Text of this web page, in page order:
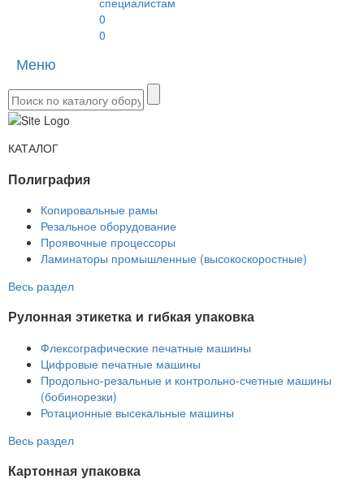
0
0
Меню
КАТАЛОГ
Полиграфия
Копировальные рамы
Резальное оборудование
Проявочные процессоры
Ламинаторы промышленные (высокоскоростные)
Весь раздел
Рулонная этикетка и гибкая упаковка
Флексографические печатные машины
Цифровые печатные машины
Продольно-резальные и контрольно-счетные машины
(бобинорезки)
Ротационные высекальные машины
Весь раздел
Картонная упаковка